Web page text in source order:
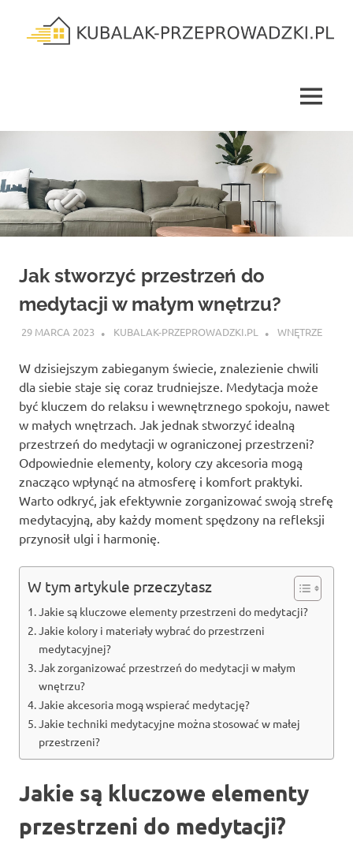
content
MENU
Jak stworzyć przestrzeń do
medytacji w małym wnętrzu?
29 MARCA 2023 KUBALAK-PRZEPROWADZKI.PL WNĘTRZE
W dzisiejszym zabieganym świecie, znalezienie chwili
dla siebie staje się coraz trudniejsze. Medytacja może
być kluczem do relaksu i wewnętrznego spokoju, nawet
w małych wnętrzach. Jak jednak stworzyć idealną
przestrzeń do medytacji w ograniczonej przestrzeni?
Odpowiednie elementy, kolory czy akcesoria mogą
znacząco wpłynąć na atmosferę i komfort praktyki.
Warto odkryć, jak efektywnie zorganizować swoją strefę
medytacyjną, aby każdy moment spędzony na refleksji
przynosił ulgi i harmonię.
W tym artykule przeczytasz
Jakie są kluczowe elementy przestrzeni do medytacji?
Jakie kolory i materiały wybrać do przestrzeni
medytacyjnej?
Jak zorganizować przestrzeń do medytacji w małym
wnętrzu?
Jakie akcesoria mogą wspierać medytację?
Jakie techniki medytacyjne można stosować w małej
przestrzeni?
Jakie są kluczowe elementy
przestrzeni do medytacji?